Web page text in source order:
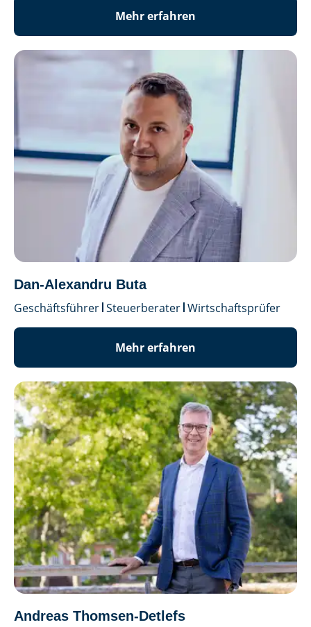
Mehr erfahren
Dan-Alexandru Buta
Geschäftsführer Steuerberater Wirtschaftsprüfer
Mehr erfahren
Andreas Thomsen-Detlefs